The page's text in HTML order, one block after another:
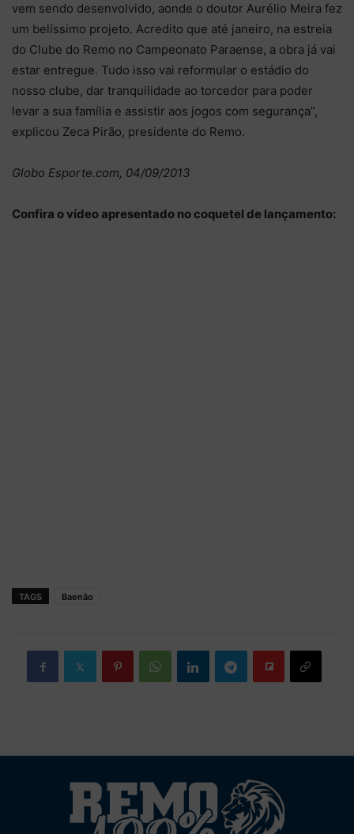
vem sendo desenvolvido, aonde o doutor Aurélio Meira fez
um belíssimo projeto. Acredito que até janeiro, na estreia
do Clube do Remo no Campeonato Paraense, a obra já vai
estar entregue. Tudo isso vai reformular o estádio do
nosso clube, dar tranquilidade ao torcedor para poder
levar a sua família e assistir aos jogos com segurança”,
explicou Zeca Pirão, presidente do Remo.
Globo Esporte.com, 04/09/2013
Confira o vídeo apresentado no coquetel de lançamento:
TAGS Baenão